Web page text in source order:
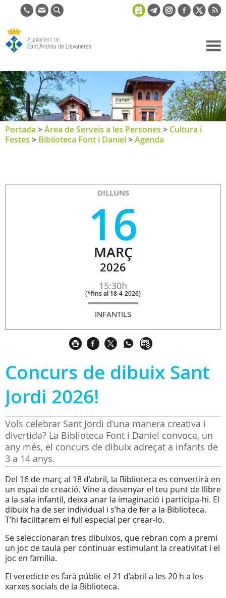
de Sant
Andreu de
Llavaneres
Portada >Àrea de Serveis a les Persones > Cultura i
Festes > Biblioteca Font i Daniel>Agenda
DILLUNS
16
MARÇ
2026
15:30h
(*fins al 18-4-2026)
INFANTILS
Concurs de dibuix Sant
Jordi 2026!
Vols celebrar Sant Jordi d'una manera creativa i
divertida? La Biblioteca Font i Daniel convoca, un
any més, el concurs de dibuix adreçat a infants de
3 a 14 anys.
Del 16 de març al 18 d’abril, la Biblioteca es convertirà en
un espai de creació. Vine a dissenyar el teu punt de llibre
a la sala infantil, deixa anar la imaginació i participa-hi. El
dibuix ha de ser individual i s’ha de fer a la Biblioteca.
T’hi facilitarem el full especial per crear-lo.
Se seleccionaran tres dibuixos, que rebran com a premi
un joc de taula per continuar estimulant la creativitat i el
joc en família.
El veredicte es farà públic el 21 d’abril a les 20 h a les
xarxes socials de la Biblioteca.